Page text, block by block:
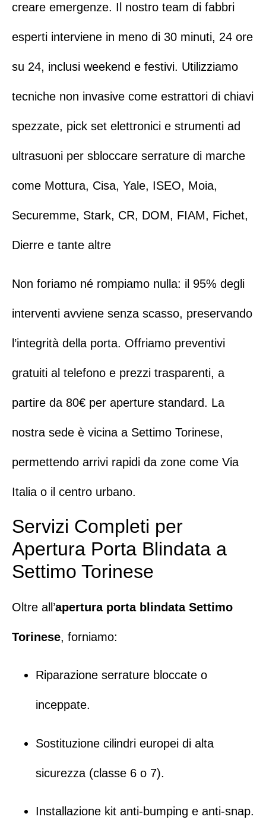
creare emergenze. Il nostro team di fabbri
esperti interviene in meno di 30 minuti, 24 ore
su 24, inclusi weekend e festivi. Utilizziamo
tecniche non invasive come estrattori di chiavi
spezzate, pick set elettronici e strumenti ad
ultrasuoni per sbloccare serrature di marche
come Mottura, Cisa, Yale, ISEO, Moia,
Securemme, Stark, CR, DOM, FIAM, Fichet,
Dierre e tante altre
Non foriamo né rompiamo nulla: il 95% degli
interventi avviene senza scasso, preservando
l’integrità della porta. Offriamo preventivi
gratuiti al telefono e prezzi trasparenti, a
partire da 80€ per aperture standard. La
nostra sede è vicina a Settimo Torinese,
permettendo arrivi rapidi da zone come Via
Italia o il centro urbano.
Servizi Completi per
Apertura Porta Blindata a
Settimo Torinese
Oltre all’apertura porta blindata Settimo
Torinese, forniamo:
Riparazione serrature bloccate o
inceppate.
Sostituzione cilindri europei di alta
sicurezza (classe 6 o 7).
Installazione kit anti-bumping e anti-snap.